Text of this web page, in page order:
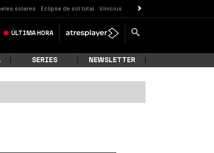
solares Eclipse de sol total Vinicius
ÚLTIMA HORA
SERIES NEWSLETTER